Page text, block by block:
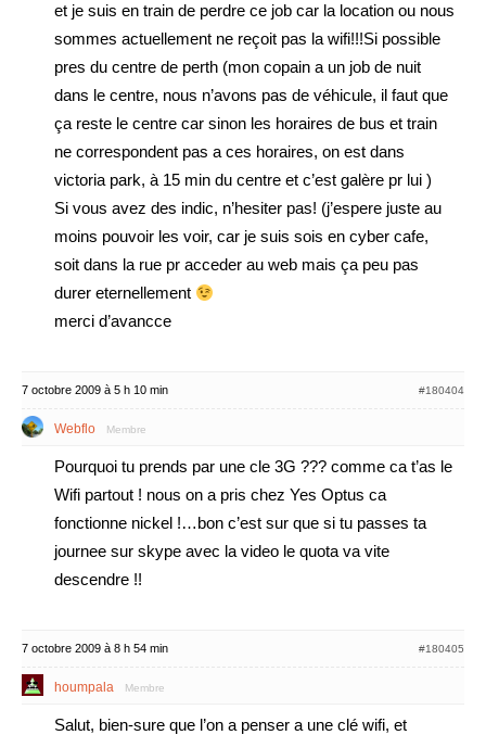
et je suis en train de perdre ce job car la location ou nous
sommes actuellement ne reçoit pas la wifi!!!Si possible
pres du centre de perth (mon copain a un job de nuit
dans le centre, nous n’avons pas de véhicule, il faut que
ça reste le centre car sinon les horaires de bus et train
ne correspondent pas a ces horaires, on est dans
victoria park, à 15 min du centre et c’est galère pr lui )
Si vous avez des indic, n’hesiter pas! (j’espere juste au
moins pouvoir les voir, car je suis sois en cyber cafe,
soit dans la rue pr acceder au web mais ça peu pas
durer eternellement
merci d’avancce
7 octobre 2009 à 5 h 10 min #180404
Webflo Membre
Pourquoi tu prends par une cle 3G ??? comme ca t’as le
Wifi partout ! nous on a pris chez Yes Optus ca
fonctionne nickel !…bon c’est sur que si tu passes ta
journee sur skype avec la video le quota va vite
descendre !!
7 octobre 2009 à 8 h 54 min #180405
houmpala Membre
Salut, bien-sure que l’on a penser a une clé wifi, et